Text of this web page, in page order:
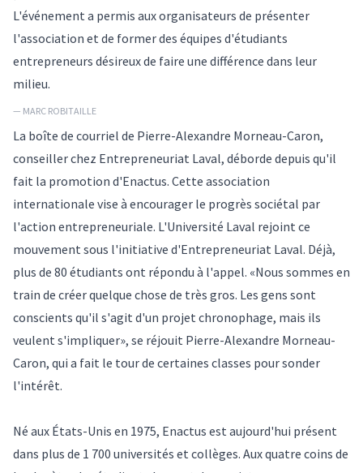
L'événement a permis aux organisateurs de présenter
l'association et de former des équipes d'étudiants
entrepreneurs désireux de faire une différence dans leur
milieu.
— MARC ROBITAILLE
La boîte de courriel de Pierre-Alexandre Morneau-Caron,
conseiller chez Entrepreneuriat Laval, déborde depuis qu'il
fait la promotion d'Enactus. Cette association
internationale vise à encourager le progrès sociétal par
l'action entrepreneuriale. L'Université Laval rejoint ce
mouvement sous l'initiative d'Entrepreneuriat Laval. Déjà,
plus de 80 étudiants ont répondu à l'appel. «Nous sommes en
train de créer quelque chose de très gros. Les gens sont
conscients qu'il s'agit d'un projet chronophage, mais ils
veulent s'impliquer», se réjouit Pierre-Alexandre Morneau-
Caron, qui a fait le tour de certaines classes pour sonder
l'intérêt.
Né aux États-Unis en 1975, Enactus est aujourd'hui présent
dans plus de 1 700 universités et collèges. Aux quatre coins de